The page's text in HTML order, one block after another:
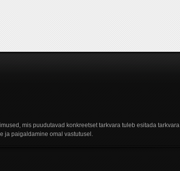
mis puudutavad konkreetset tarkvara tuleb esitada tarkvara
ja paigaldamine omal vastutusel.